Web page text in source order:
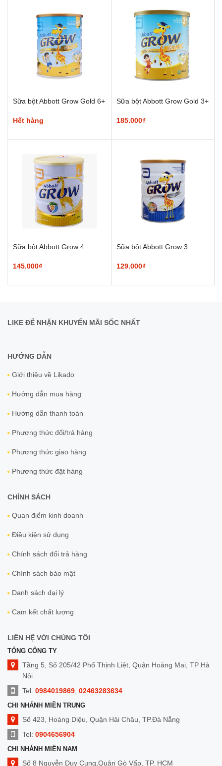
Sữa bột Abbott Grow Gold 6+
Hết hàng
Sữa bột Abbott Grow Gold 3+
185.000₫
Sữa bột Abbott Grow 4
145.000₫
Sữa bột Abbott Grow 3
129.000₫
LIKE ĐỂ NHẬN KHUYẾN MÃI SỐC NHẤT
HƯỚNG DẪN
Giới thiệu về Likado
Hướng dẫn mua hàng
Hướng dẫn thanh toán
Phương thức đổi/trả hàng
Phương thức giao hàng
Phương thức đặt hàng
CHÍNH SÁCH
Quan điểm kinh doanh
Điều kiện sử dụng
Chính sách đổi trả hàng
Chính sách bảo mật
Danh sách đại lý
Cam kết chất lượng
LIÊN HỆ VỚI CHÚNG TÔI
TỔNG CÔNG TY
Tầng 5, Số 205/42 Phố Thịnh Liệt, Quận Hoàng Mai, TP Hà
Nội
Tel: 0984019869 02463283634
CHI NHÁNH MIỀN TRUNG
Số 423, Hoàng Diệu, Quận Hải Châu, TP.Đà Nẵng
Tel: 0904656904
CHI NHÁNH MIỀN NAM
Số 8 Nguyễn Duy Cung,Quận Gò Vấp, TP. HCM